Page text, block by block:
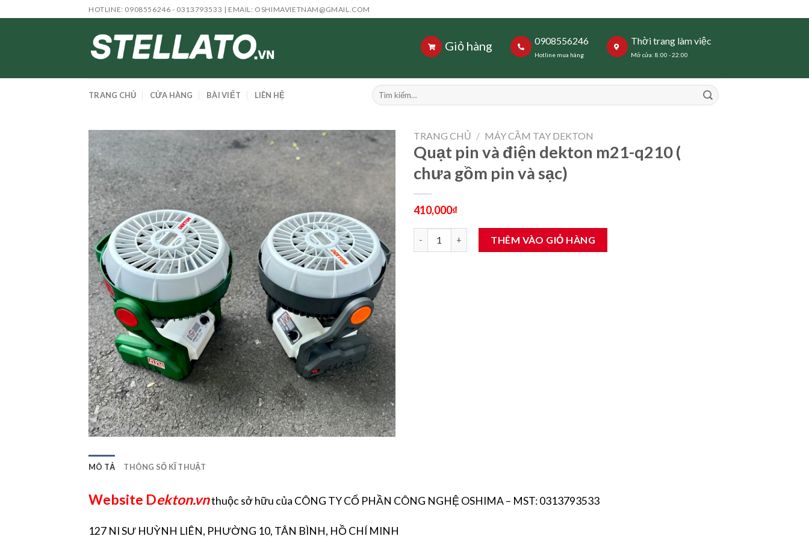
to
HOTLINE: 0908556246 - 0313793533 | EMAIL: OSHIMAVIETNAM@GMAIL.COM
Giỏ hàng 0908556246
Hotline mua hàng
Thời trang làm việc
Mở cửa: 8:00 - 22:00
TRANG CHỦ CỬA HÀNG BÀI VIẾT LIÊN HỆ
Tìm
kiếm:
TRANG CHỦ / MÁY CẦM TAY DEKTON
Quạt pin và điện dekton m21-q210 (
chưa gồm pin và sạc)
410,000₫
Quạt pin và điện dekton m21-q210 ( chưa gồm pin và sạc) số lượng
THÊM VÀO GIỎ HÀNG
MÔ TẢ THÔNG SỐ KĨ THUẬT
Website Dekton.vnthuộc sở hữu của CÔNG TY CỔ PHẦN CÔNG NGHỆ OSHIMA – MST: 0313793533
127 NI SƯ HUỲNH LIÊN, PHƯỜNG 10, TÂN BÌNH, HỒ CHÍ MINH